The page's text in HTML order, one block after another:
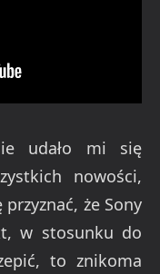
udało mi się
nowości,
że Sony
w stosunku do
to znikoma